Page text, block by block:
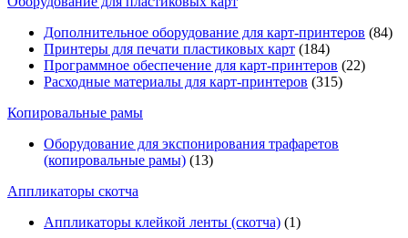
Дополнительное оборудование для карт-принтеров (84)
Принтеры для печати пластиковых карт (184)
Программное обеспечение для карт-принтеров (22)
Расходные материалы для карт-принтеров (315)
Копировальные рамы
Оборудование для экспонирования трафаретов
(копировальные рамы) (13)
Аппликаторы скотча
Аппликаторы клейкой ленты (скотча) (1)